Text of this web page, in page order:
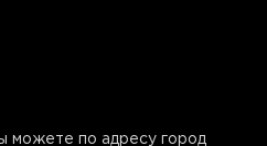
можете по адресу город